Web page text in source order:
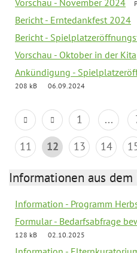
Vorschau - November 2024
Bericht - Erntedankfest 2024
Bericht -
Vorschau - Oktober in der Kita
Ankündigung -
208 kB
06.09.2024
1 ...
11
12 13 14
Informationen aus dem
Information - Programm
Formular - Bedarfsabfrage
128 kB
02.10.2025